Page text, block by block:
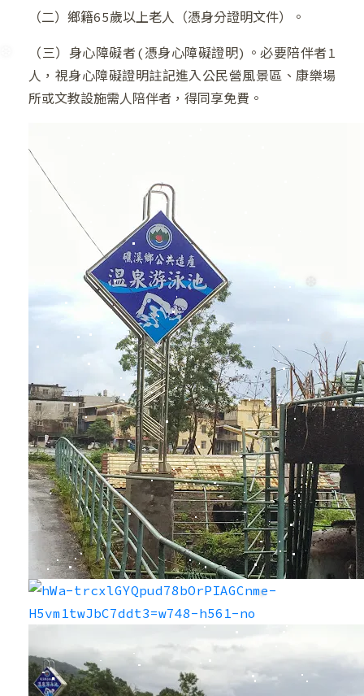
（二）鄉籍65歲以上老人（憑身分證明文件）。
（三）身心障礙者(憑身心障礙證明)。必要陪伴者1
人，視身心障礙證明註記進入公民營風景區、康樂場
所或文教設施需人陪伴者，得同享免費。
❆